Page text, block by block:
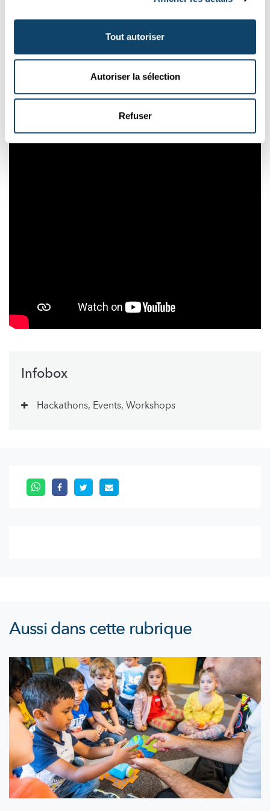
Tout autoriser
Autoriser la sélection
Refuser
l’Association des Banques et Banquiers.
Rédaction: Michèle Weber (FNR)
Infobox
Hackathons, Events, Workshops
Aussi dans cette rubrique